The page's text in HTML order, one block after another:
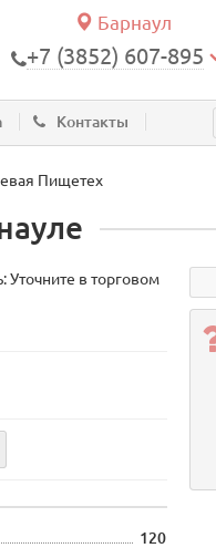
Барнаул
+7 (3852) 607-895
Контакты
Пищетех
Уточните в торговом
120